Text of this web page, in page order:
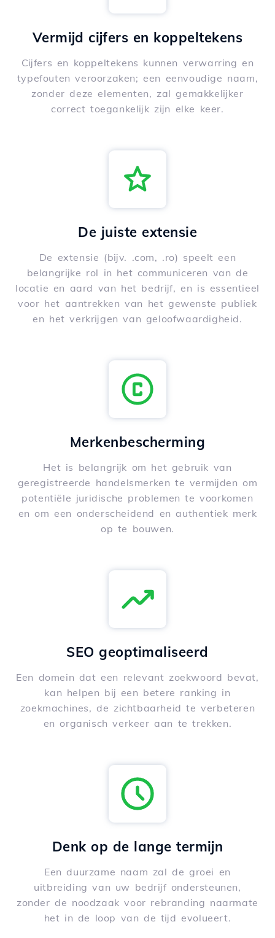
Vermijd cijfers en koppeltekens
Cijfers en koppeltekens kunnen verwarring en
typefouten veroorzaken; een eenvoudige naam,
zonder deze elementen, zal gemakkelijker
correct toegankelijk zijn elke keer.
De juiste extensie
De extensie (bijv. .com, .ro) speelt een
belangrijke rol in het communiceren van de
locatie en aard van het bedrijf, en is essentieel
voor het aantrekken van het gewenste publiek
en het verkrijgen van geloofwaardigheid.
Merkenbescherming
Het is belangrijk om het gebruik van
geregistreerde handelsmerken te vermijden om
potentiële juridische problemen te voorkomen
en om een onderscheidend en authentiek merk
op te bouwen.
SEO geoptimaliseerd
Een domein dat een relevant zoekwoord bevat,
kan helpen bij een betere ranking in
zoekmachines, de zichtbaarheid te verbeteren
en organisch verkeer aan te trekken.
Denk op de lange termijn
Een duurzame naam zal de groei en
uitbreiding van uw bedrijf ondersteunen,
zonder de noodzaak voor rebranding naarmate
het in de loop van de tijd evolueert.